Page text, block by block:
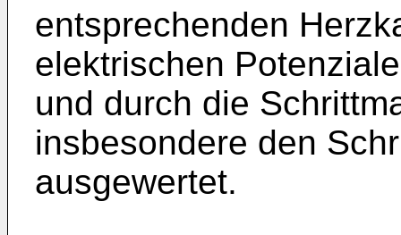
entsprechenden
elektrischen
und durch die
insbesondere den
ausgewertet.